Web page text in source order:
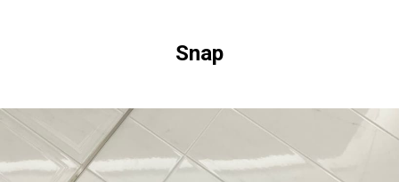
Snap